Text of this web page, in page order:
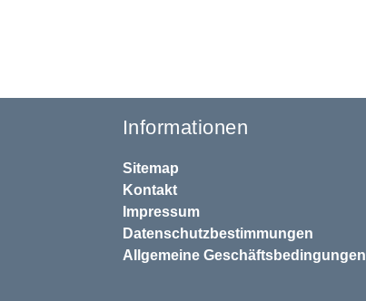
Informationen
Sitemap
Kontakt
Impressum
Datenschutzbestimmungen
Allgemeine Geschäftsbedingungen